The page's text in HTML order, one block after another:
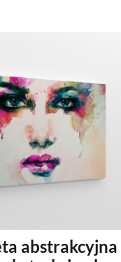
abstrakcyjna